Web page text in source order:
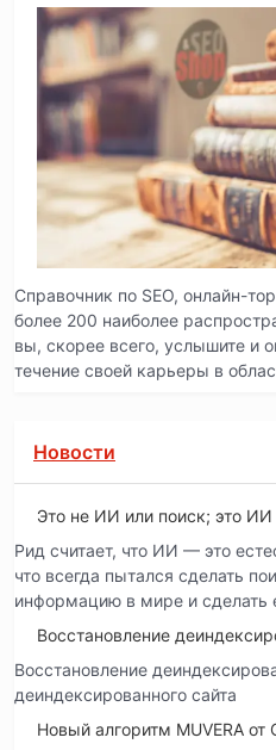
Справочник по SEO, онлайн-
более 200 наиболее
вы, скорее всего, услышите и
течение своей карьеры в
Новости
Это не ИИ или поиск; это ИИ
Рид считает, что ИИ — это
что всегда пытался сделать
информацию в мире и сделать
Восстановление
Восстановление
деиндексированного сайта
Новый алгоритм MUVERA от